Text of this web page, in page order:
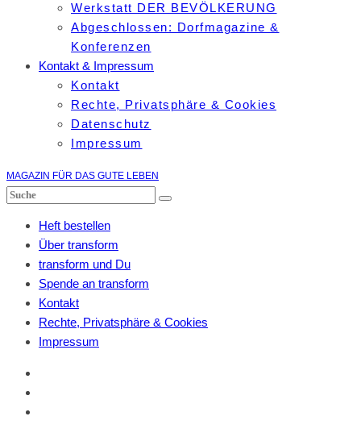
Werkstatt DER BEVÖLKERUNG
Abgeschlossen: Dorfmagazine &
Konferenzen
Kontakt & Impressum
Kontakt
Rechte, Privatsphäre & Cookies
Datenschutz
Impressum
MAGAZIN FÜR DAS GUTE LEBEN
Heft bestellen
Über transform
transform und Du
Spende an transform
Kontakt
Rechte, Privatsphäre & Cookies
Impressum